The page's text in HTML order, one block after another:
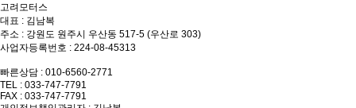
고려모터스
대표 : 김남복
주소 : 강원도 원주시 우산동 517-5 (우산로 303)
사업자등록번호 : 224-08-45313
빠른상담 : 010-6560-2771
TEL : 033-747-7791
FAX : 033-747-7791